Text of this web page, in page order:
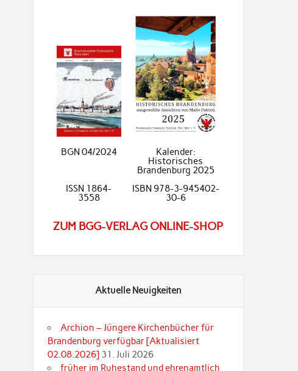
BGN 04/2024
Kalender:
Historisches
Brandenburg 2025
ISSN 1864-
3558
ISBN 978-3-945402-
30-6
ZUM BGG-VERLAG ONLINE-SHOP
Aktuelle Neuigkeiten
Archion – Jüngere Kirchenbücher für
Brandenburg verfügbar [Aktualisiert
02.08.2026] 31. Juli 2026
früher im Ruhestand und ehrenamtlich